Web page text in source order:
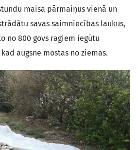
maisa pārmaiņus vienā un
savas saimniecības laukus,
no 800 govs ragiem iegūtu
augsne mostas no ziemas.